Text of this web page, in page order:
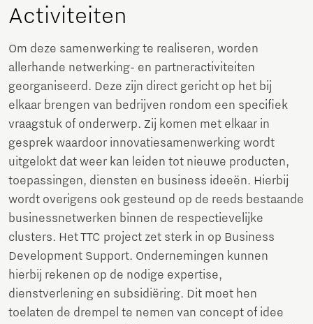
Activiteiten
Om deze samenwerking te realiseren, worden
allerhande netwerking- en partneractiviteiten
georganiseerd. Deze zijn direct gericht op het bij
elkaar brengen van bedrijven rondom een specifiek
vraagstuk of onderwerp. Zij komen met elkaar in
gesprek waardoor innovatiesamenwerking wordt
uitgelokt dat weer kan leiden tot nieuwe producten,
toepassingen, diensten en business ideeën. Hierbij
wordt overigens ook gesteund op de reeds bestaande
businessnetwerken binnen de respectievelijke
clusters. Het TTC project zet sterk in op Business
Development Support. Ondernemingen kunnen
hierbij rekenen op de nodige expertise,
dienstverlening en subsidiëring. Dit moet hen
toelaten de drempel te nemen van concept of idee